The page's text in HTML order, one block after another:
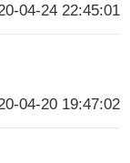
04-24 22:45:01
04-20 19:47:02